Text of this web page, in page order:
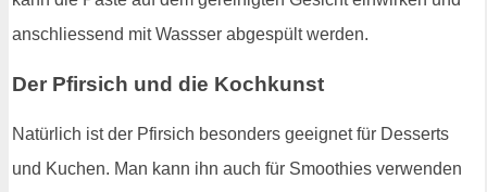
anschliessend mit Wassser abgespült werden.
Der Pfirsich und die Kochkunst
Natürlich ist der Pfirsich besonders geeignet für Desserts
und Kuchen. Man kann ihn auch für Smoothies verwenden